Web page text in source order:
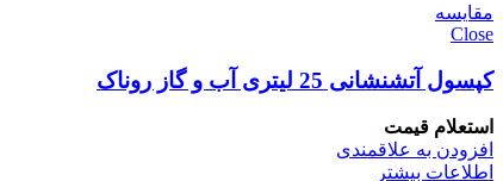
مقایسه
Close
کپسول آتشنشانی 25 لیتری آب و گاز روناک
استعلام قیمت
افزودن به علاقمندی
اطلاعات بیشتر